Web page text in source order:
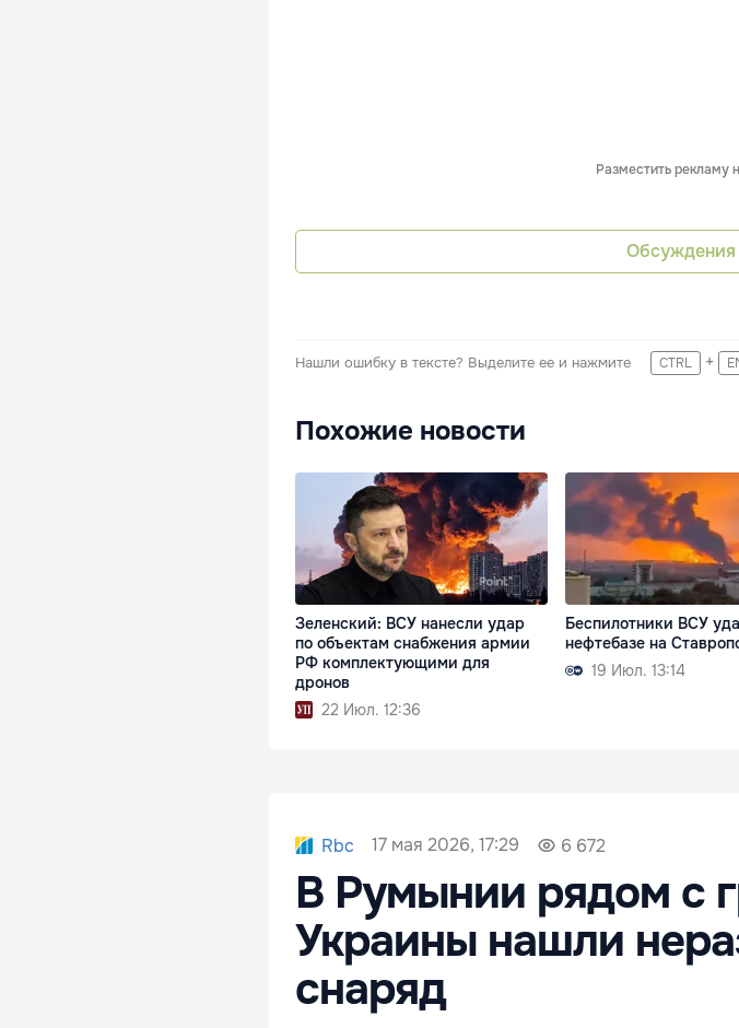
Разместить рекламу
Обсуждения
Нашли ошибку в тексте? Выделите ее и нажмите CTRL +
Похожие новости
Зеленский: ВСУ нанесли удар
по объектам снабжения армии
РФ комплектующими для
дронов
22 Июл. 12:36
Беспилотники ВСУ
нефтебазе на
19 Июл. 13:14
Rbc 17 мая 2026, 17:29 6 672
В Румынии рядом с
Украины нашли
снаряд